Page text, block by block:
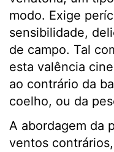
modo. Exige
sensibilidade,
de campo. Tal
esta valência
ao contrário da
coelho, ou da
A abordagem da
ventos